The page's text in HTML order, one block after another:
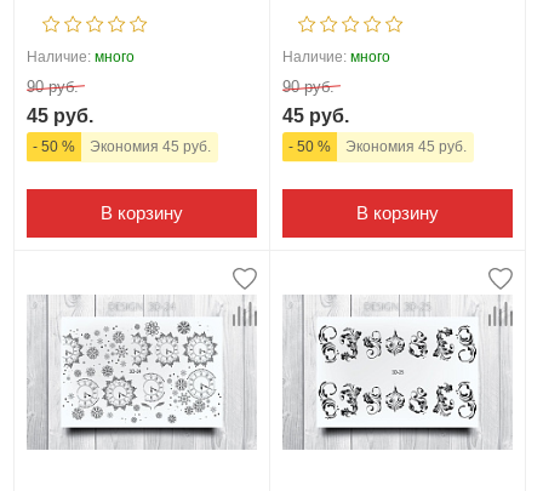
Наличие: много
90 руб.
45 руб.
- 50 % Экономия 45 руб.
В корзину
Наличие: много
90 руб.
45 руб.
- 50 % Экономия 45 руб.
В корзину